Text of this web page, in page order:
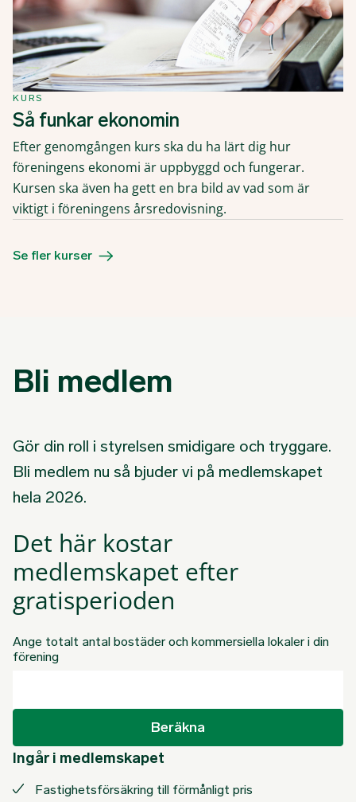
KURS
Så funkar ekonomin
Efter genomgången kurs ska du ha lärt dig hur
föreningens ekonomi är uppbyggd och fungerar.
Kursen ska även ha gett en bra bild av vad som är
viktigt i föreningens årsredovisning.
Se fler kurser
Bli medlem
Gör din roll i styrelsen smidigare och tryggare.
Bli medlem nu så bjuder vi på medlemskapet
hela 2026.
Det här kostar
medlemskapet efter
gratisperioden
Ange totalt antal bostäder och kommersiella lokaler i din
förening
Beräkna
Ingår i medlemskapet
Fastighetsförsäkring till förmånligt pris